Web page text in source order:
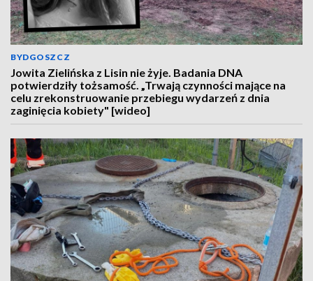
BYDGOSZCZ
Jowita Zielińska z Lisin nie żyje. Badania DNA
potwierdziły tożsamość. „Trwają czynności mające na
celu zrekonstruowanie przebiegu wydarzeń z dnia
zaginięcia kobiety" [wideo]